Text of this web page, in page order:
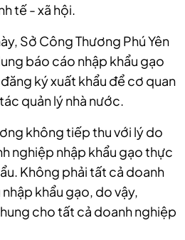
tế - xã hội.
Sở Công Thương Phú Yên
báo cáo nhập khẩu gạo
ký xuất khẩu để cơ quan
quản lý nhà nước.
không tiếp thu với lý do
nghiệp nhập khẩu gạo thực
Không phải tất cả doanh
khẩu gạo, do vậy,
cho tất cả doanh nghiệp